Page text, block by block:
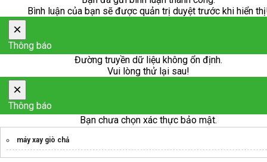
Bình luận của bạn sẽ được quản trị duyệt trước khi hiển
×
Thông báo
Đường truyền dữ liệu không ổn định.
Vui lòng thử lại sau!
×
Thông báo
Bạn chưa chọn xác thực bảo mật.
máy xay giò chả